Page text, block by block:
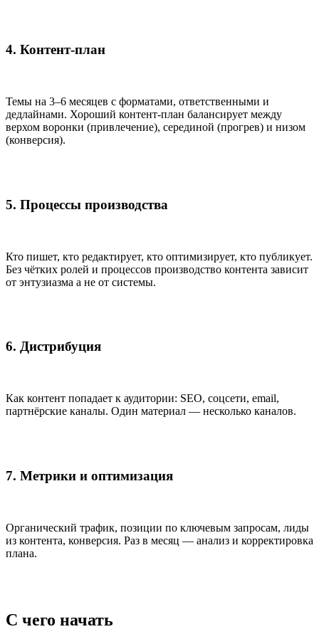
4. Контент-план
Темы на 3–6 месяцев с форматами, ответственными и
дедлайнами. Хороший контент-план балансирует между
верхом воронки (привлечение), серединой (прогрев) и низом
(конверсия).
5. Процессы производства
Кто пишет, кто редактирует, кто оптимизирует, кто публикует.
Без чётких ролей и процессов производство контента зависит
от энтузиазма а не от системы.
6. Дистрибуция
Как контент попадает к аудитории: SEO, соцсети, email,
партнёрские каналы. Один материал — несколько каналов.
7. Метрики и оптимизация
Органический трафик, позиции по ключевым запросам, лиды
из контента, конверсия. Раз в месяц — анализ и корректировка
плана.
С чего начать